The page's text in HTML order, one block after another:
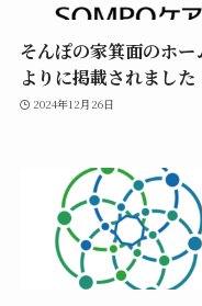
そんぽの家箕面のホー
よりに掲載されました
2024年12月26日